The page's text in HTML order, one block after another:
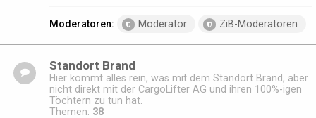
Moderatoren: Moderator ZiB-Moderatoren
Standort Brand
Hier kommt alles rein, was mit dem Standort Brand, aber
nicht direkt mit der CargoLifter AG und ihren 100%-igen
Töchtern zu tun hat.
Themen: 38